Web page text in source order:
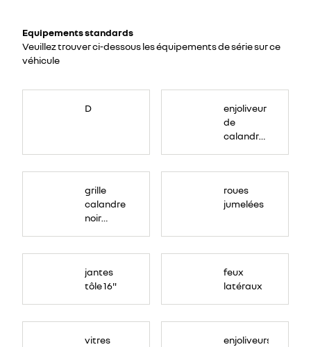
Equipements standards
Veuillez trouver ci-dessous les équipements de série sur ce
véhicule
D
enjoliveur
de
calandre
grille
calandre
noir
roues
jumelées
jantes
tôle 16"
feux
latéraux
vitres
enjoliveurs